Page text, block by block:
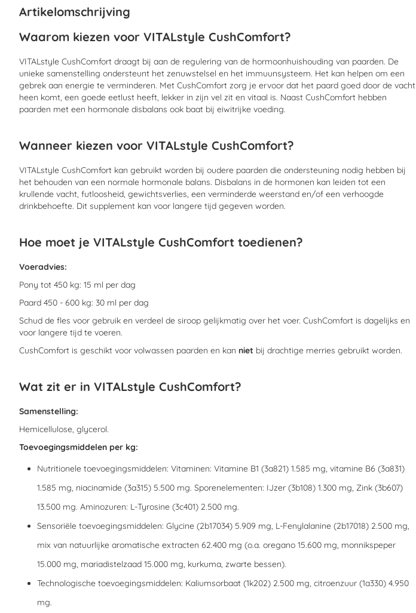
van
afbeeldingen-
Artikelomschrijving
Waarom kiezen voor VITALstyle CushComfort?
VITALstyle CushComfort draagt bij aan de regulering van de hormoonhuishouding van paarden. De
unieke samenstelling ondersteunt het zenuwstelsel en het immuunsysteem. Het kan helpen om een
gebrek aan energie te verminderen. Met CushComfort zorg je ervoor dat het paard goed door de vacht
heen komt, een goede eetlust heeft, lekker in zijn vel zit en vitaal is. Naast CushComfort hebben
paarden met een hormonale disbalans ook baat bij eiwitrijke voeding.
Wanneer kiezen voor VITALstyle CushComfort?
VITALstyle CushComfort kan gebruikt worden bij oudere paarden die ondersteuning nodig hebben bij
het behouden van een normale hormonale balans. Disbalans in de hormonen kan leiden tot een
krullende vacht, futloosheid, gewichtsverlies, een verminderde weerstand en/of een verhoogde
drinkbehoefte. Dit supplement kan voor langere tijd gegeven worden.
Hoe moet je VITALstyle CushComfort toedienen?
Voeradvies:
Pony tot 450 kg: 15 ml per dag
Paard 450 - 600 kg: 30 ml per dag
Schud de fles voor gebruik en verdeel de siroop gelijkmatig over het voer. CushComfort is dagelijks en
voor langere tijd te voeren.
CushComfort is geschikt voor volwassen paarden en kan niet bij drachtige merries gebruikt worden.
Wat zit er in VITALstyle CushComfort?
Samenstelling:
Hemicellulose, glycerol.
Toevoegingsmiddelen per kg:
Nutritionele toevoegingsmiddelen: Vitaminen: Vitamine B1 (3a821) 1.585 mg, vitamine B6 (3a831)
1.585 mg, niacinamide (3a315) 5.500 mg. Sporenelementen: IJzer (3b108) 1.300 mg, Zink (3b607)
13.500 mg. Aminozuren: L-Tyrosine (3c401) 2.500 mg.
Sensoriële toevoegingsmiddelen: Glycine (2b17034) 5.909 mg, L-Fenylalanine (2b17018) 2.500 mg,
mix van natuurlijke aromatische extracten 62.400 mg (o.a. oregano 15.600 mg, monnikspeper
15.000 mg, mariadistelzaad 15.000 mg, kurkuma, zwarte bessen).
Technologische toevoegingsmiddelen: Kaliumsorbaat (1k202) 2.500 mg, citroenzuur (1a330) 4.950
mg.